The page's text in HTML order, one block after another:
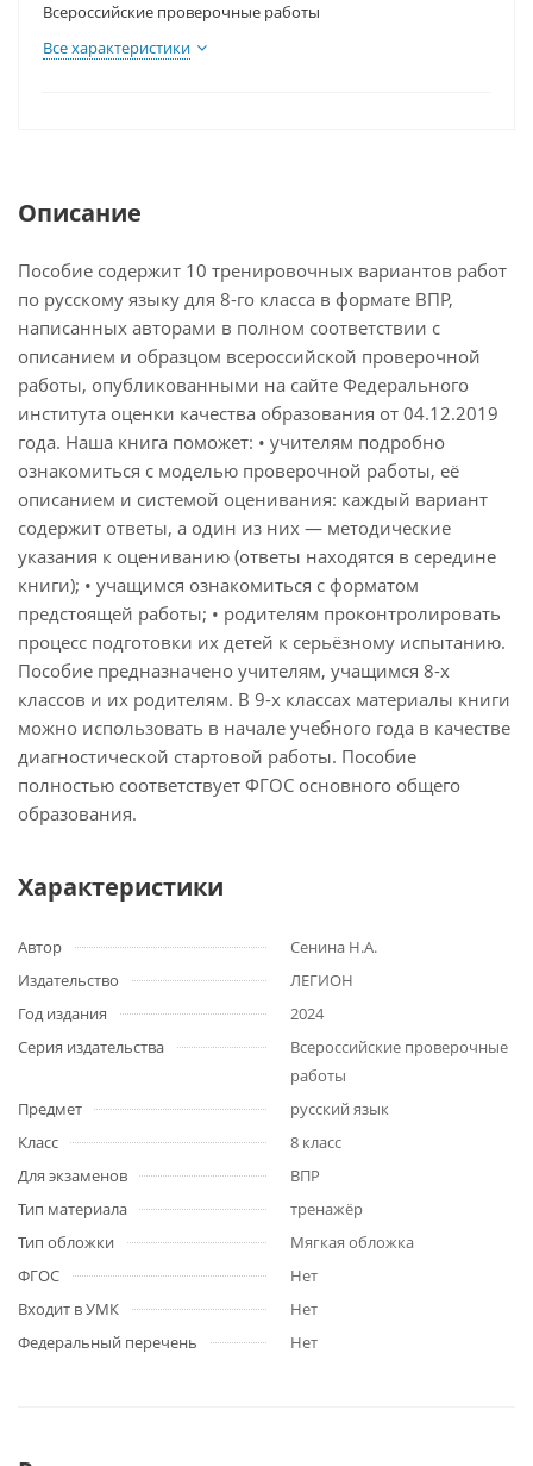
Всероссийские проверочные работы
Все характеристики
Описание
Пособие содержит 10 тренировочных вариантов работ
по русскому языку для 8-го класса в формате ВПР,
написанных авторами в полном соответствии с
описанием и образцом всероссийской проверочной
работы, опубликованными на сайте Федерального
института оценки качества образования от 04.12.2019
года. Наша книга поможет: • учителям подробно
ознакомиться с моделью проверочной работы, её
описанием и системой оценивания: каждый вариант
содержит ответы, а один из них — методические
указания к оцениванию (ответы находятся в середине
книги); • учащимся ознакомиться с форматом
предстоящей работы; • родителям проконтролировать
процесс подготовки их детей к серьёзному испытанию.
Пособие предназначено учителям, учащимся 8-х
классов и их родителям. В 9-х классах материалы книги
можно использовать в начале учебного года в качестве
диагностической стартовой работы. Пособие
полностью соответствует ФГОС основного общего
образования.
Характеристики
Автор
Сенина Н.А.
Издательство
ЛЕГИОН
Год издания
2024
Серия издательства
Всероссийские проверочные
работы
Предмет
русский язык
Класс
8 класс
Для экзаменов
ВПР
Тип материала
тренажёр
Тип обложки
Мягкая обложка
ФГОС
Нет
Входит в УМК
Нет
Федеральный перечень
Нет